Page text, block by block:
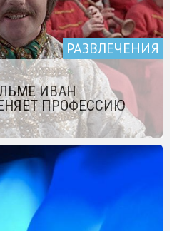
РАЗВЛЕЧЕНИЯ
ИВАН
ПРОФЕССИЮ